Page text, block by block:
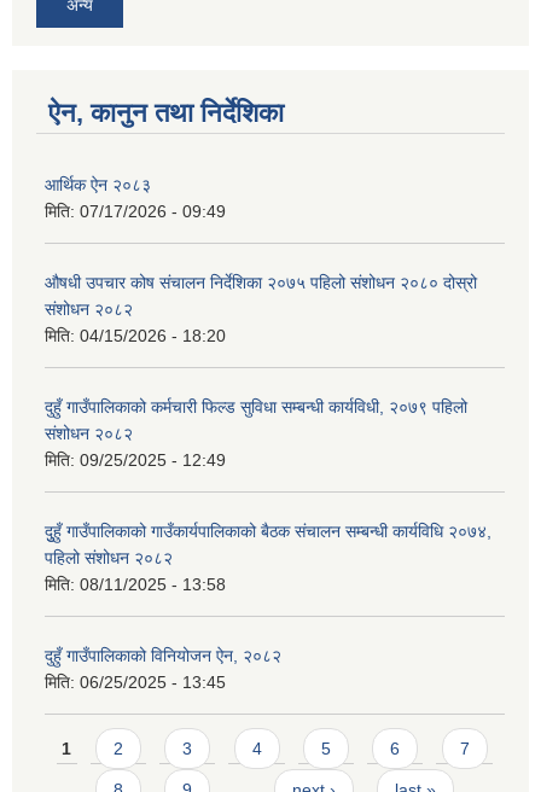
अन्य
ऐन, कानुन तथा निर्देशिका
आर्थिक ऐन २०८३
मिति: 07/17/2026 - 09:49
औषधी उपचार कोष संचालन निर्देशिका २०७५ पहिलो संशोधन २०८० दोस्रो
संशोधन २०८२
मिति: 04/15/2026 - 18:20
दुहुँ गाउँपालिकाको कर्मचारी फिल्ड सुविधा सम्बन्धी कार्यविधी, २०७९ पहिलो
संशोधन २०८२
मिति: 09/25/2025 - 12:49
दुुहुँ गाउँपालिकाको गाउँकार्यपालिकाको बैठक संचालन सम्बन्धी कार्यविधि २०७४,
पहिलो संशोधन २०८२
मिति: 08/11/2025 - 13:58
दुहुँ गाउँपालिकाको विनियोजन ऐन, २०८२
मिति: 06/25/2025 - 13:45
Pages
1 2 3 4 5 6 7